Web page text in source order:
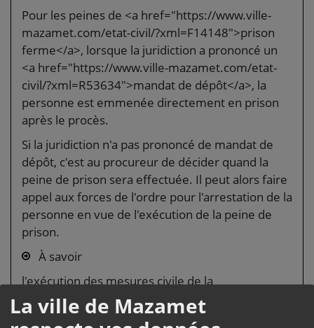
La ville de Mazamet
Pour les peines de <a href="https://www.ville-
mazamet.com/etat-civil/?xml=F14148">prison
ferme</a>, lorsque la juridiction a prononcé un
<a href="https://www.ville-mazamet.com/etat-
civil/?xml=R53634">mandat de dépôt</a>, la
personne est emmenée directement en prison
après le procès.
Si la juridiction n'a pas prononcé de mandat de
dépôt, c'est au procureur de décider quand la
peine de prison sera effectuée. Il peut alors faire
appel aux forces de l'ordre pour l'arrestation de la
personne en vue de l'exécution de la peine de
prison.
À savoir
l'exécution des mesures civile de la
condamnation (versement de dommages-
intérêts, par exemple) est de la responsabilité de